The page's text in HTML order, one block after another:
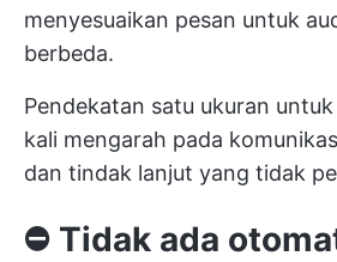
menyesuaikan pesan untuk
berbeda.
Pendekatan satu ukuran
kali mengarah pada
dan tindak lanjut yang tidak
⛔️ Tidak ada